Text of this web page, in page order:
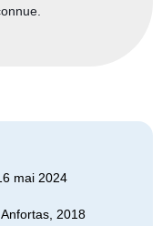
mai 2024
Anfortas, 2018